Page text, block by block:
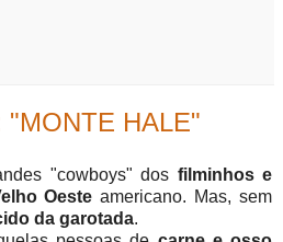
"MONTE HALE"
"cowboys" dos filminhos e
Oeste americano. Mas, sem
da garotada.